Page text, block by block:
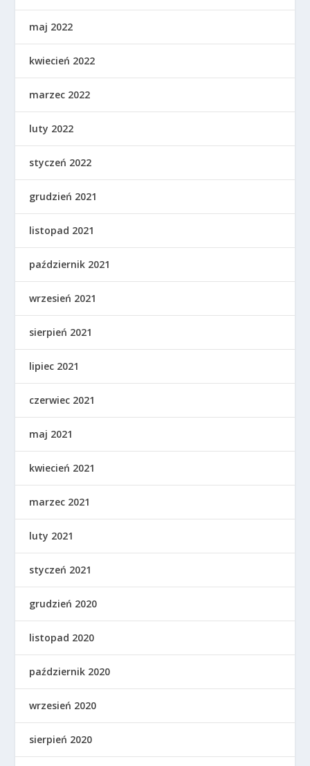
maj 2022
kwiecień 2022
marzec 2022
luty 2022
styczeń 2022
grudzień 2021
listopad 2021
październik 2021
wrzesień 2021
sierpień 2021
lipiec 2021
czerwiec 2021
maj 2021
kwiecień 2021
marzec 2021
luty 2021
styczeń 2021
grudzień 2020
listopad 2020
październik 2020
wrzesień 2020
sierpień 2020